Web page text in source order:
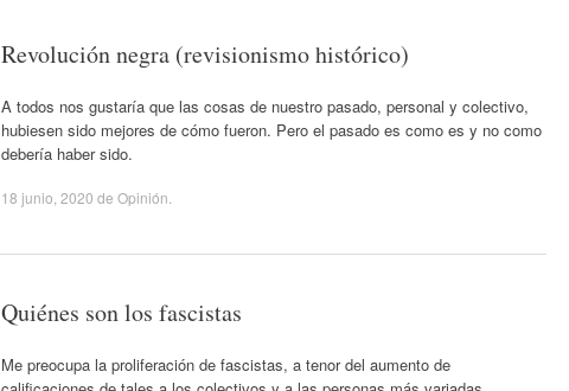
Revolución negra (revisionismo histórico)
A todos nos gustaría que las cosas de nuestro pasado, personal y colectivo,
hubiesen sido mejores de cómo fueron. Pero el pasado es como es y no como
debería haber sido.
18 junio, 2020 de Opinión
Quiénes son los fascistas
Me preocupa la proliferación de fascistas, a tenor del aumento de